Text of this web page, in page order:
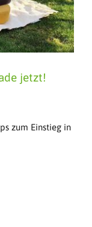
jetzt!
zum Einstieg in